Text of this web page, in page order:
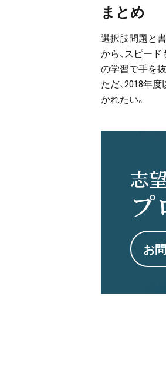
まとめ
選択肢問題と
から、スピー
の学習で手を
ただ、2018年
かれたい。
志
プ
お